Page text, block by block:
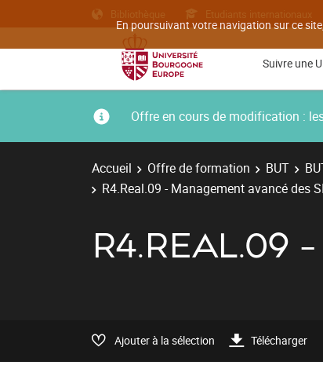
En poursuivant votre navigation sur ce
Bibliothèque Etudiants internationaux
Suivre une
Offre en cours de modification :
Accueil Offre de formation BUT
R4.Real.09 - Management avancé des SI
R4.REAL.09
Ajouter à la sélection Télécharger